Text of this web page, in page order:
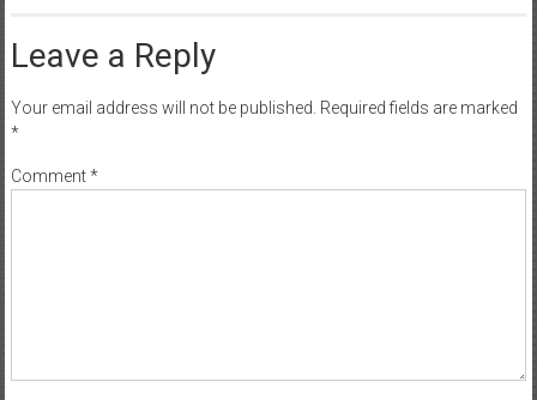
Leave a Reply
Your email address will not be published. Required fields are marked
*
Comment*